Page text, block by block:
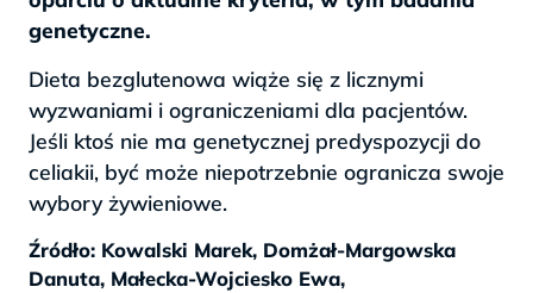
genetyczne.
Dieta bezglutenowa wiąże się z licznymi
wyzwaniami i ograniczeniami dla pacjentów.
Jeśli ktoś nie ma genetycznej predyspozycji do
celiakii, być może niepotrzebnie ogranicza swoje
wybory żywieniowe.
Źródło: Kowalski Marek, Domżał-Margowska
Danuta, Małecka-Wojciesko Ewa,